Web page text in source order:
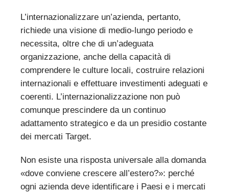
L’internazionalizzare un’azienda, pertanto,
richiede una visione di medio-lungo periodo e
necessita, oltre che di un’adeguata
organizzazione, anche della capacità di
comprendere le culture locali, costruire relazioni
internazionali e effettuare investimenti adeguati e
coerenti. L’internazionalizzazione non può
comunque prescindere da un continuo
adattamento strategico e da un presidio costante
dei mercati Target.
Non esiste una risposta universale alla domanda
«dove conviene crescere all’estero?»: perché
ogni azienda deve identificare i Paesi e i mercati